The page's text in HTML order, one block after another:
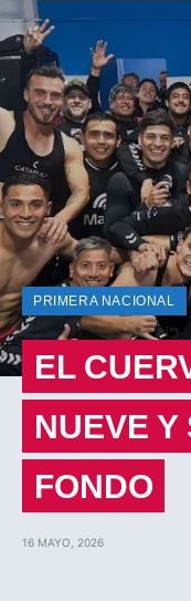
PRIMERA NACIONAL
EL
NUEVE
FONDO
16 MAYO, 2026